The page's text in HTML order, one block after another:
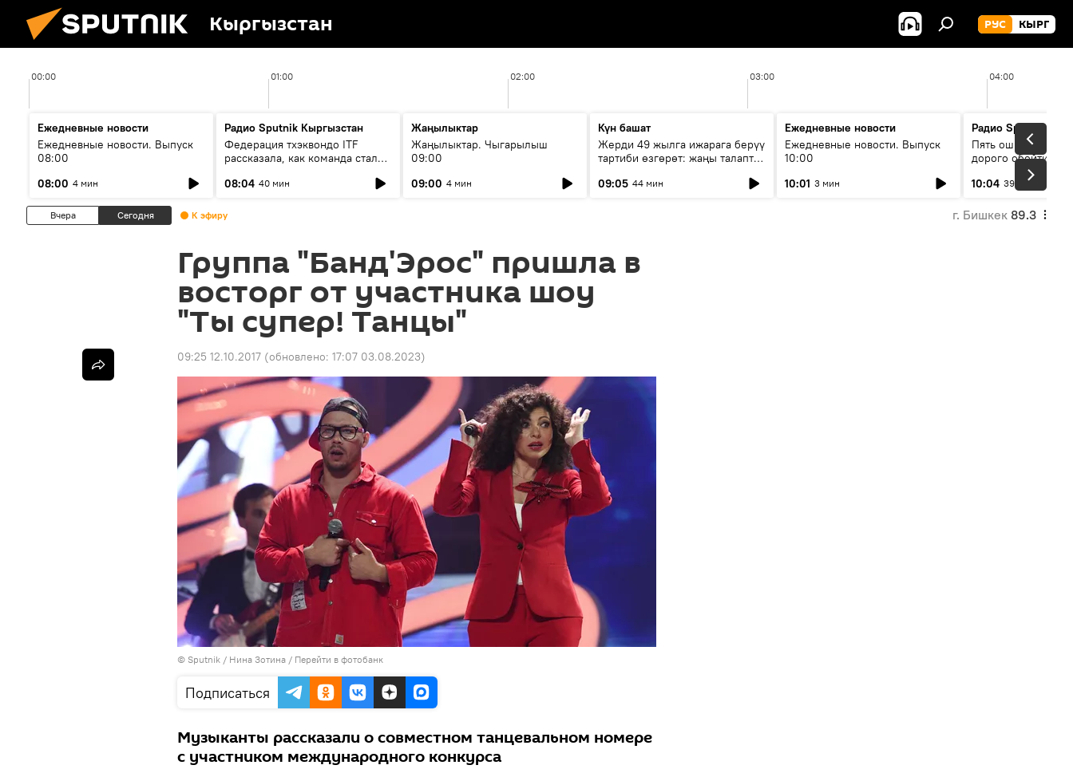
Кыргызстан РУС КЫРГ
00:00 01:00 02:00 03:00 04:00
Ежедневные новости
Ежедневные новости. Выпуск
08:00
08:00 4 мин
Радио Sputnik Кыргызстан
Федерация тхэквондо ITF
рассказала, как команда стала
08:04 40 мин
Жаңылыктар
Жаңылыктар. Чыгарылыш
09:00
09:00 4 мин
Күн башат
Жерди 49 жылга ижарага берүү
тартиби өзгөрөт: жаңы талаптар
09:05 44 мин
Ежедневные новости
Ежедневные новости. Выпуск
10:00
10:01 3 мин
Радио Sputnik
Пять ошибок
дорого обойтись
10:04 39 мин
Вчера Сегодня К эфиру г. Бишкек 89.3
Группа "Банд'Эрос" пришла в
восторг от участника шоу
"Ты супер! Танцы"
09:25 12.10.2017 (обновлено: 17:07 03.08.2023)
© Sputnik / Нина Зотина / Перейти в фотобанк
Подписаться
Музыканты рассказали о совместном танцевальном номере
с участником международного конкурса